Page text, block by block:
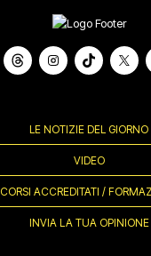
LE NOTIZIE DEL GIORNO
VIDEO
CORSI ACCREDITATI /
INVIA LA TUA OPINIONE